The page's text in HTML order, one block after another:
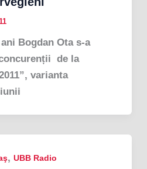
Bogdan Ota s-a
de la
varianta
, UBB Radio